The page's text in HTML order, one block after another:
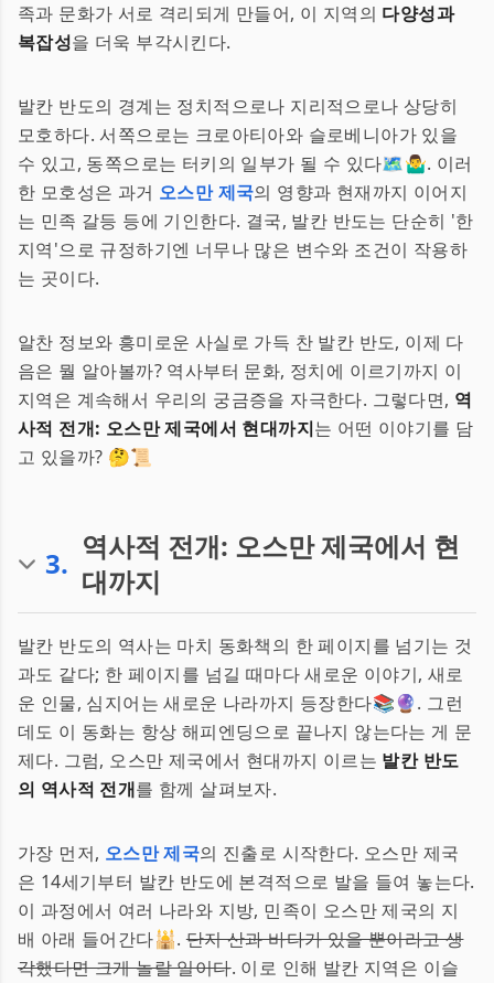
족과 문화가 서로 격리되게 만들어, 이 지역의 다양성과
복잡성을 더욱 부각시킨다.
발칸 반도의 경계는 정치적으로나 지리적으로나 상당히
모호하다. 서쪽으로는 크로아티아와 슬로베니아가 있을
수 있고, 동쪽으로는 터키의 일부가 될 수 있다🗺️🤷‍♂️. 이러
한 모호성은 과거 오스만 제국의 영향과 현재까지 이어지
는 민족 갈등 등에 기인한다. 결국, 발칸 반도는 단순히 '한
지역'으로 규정하기엔 너무나 많은 변수와 조건이 작용하
는 곳이다.
알찬 정보와 흥미로운 사실로 가득 찬 발칸 반도, 이제 다
음은 뭘 알아볼까? 역사부터 문화, 정치에 이르기까지 이
지역은 계속해서 우리의 궁금증을 자극한다. 그렇다면, 역
사적 전개: 오스만 제국에서 현대까지는 어떤 이야기를 담
고 있을까? 🤔📜
3. 역사적 전개: 오스만 제국에서 현
대까지
발칸 반도의 역사는 마치 동화책의 한 페이지를 넘기는 것
과도 같다; 한 페이지를 넘길 때마다 새로운 이야기, 새로
운 인물, 심지어는 새로운 나라까지 등장한다📚🔮. 그런
데도 이 동화는 항상 해피엔딩으로 끝나지 않는다는 게 문
제다. 그럼, 오스만 제국에서 현대까지 이르는 발칸 반도
의 역사적 전개를 함께 살펴보자.
가장 먼저, 오스만 제국의 진출로 시작한다. 오스만 제국
은 14세기부터 발칸 반도에 본격적으로 발을 들여 놓는다.
이 과정에서 여러 나라와 지방, 민족이 오스만 제국의 지
배 아래 들어간다🕌.단지 산과 바다가 있을 뿐이라고 생
각했다면 크게 놀랄 일이다. 이로 인해 발칸 지역은 이슬